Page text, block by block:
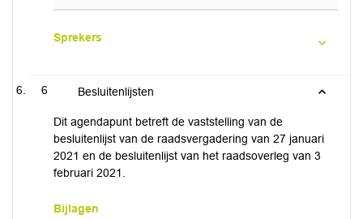
Sprekers
6 Besluitenlijsten
Dit agendapunt betreft de vaststelling van de
besluitenlijst van de raadsvergadering van 27 januari
2021 en de besluitenlijst van het raadsoverleg van 3
februari 2021.
Bijlagen